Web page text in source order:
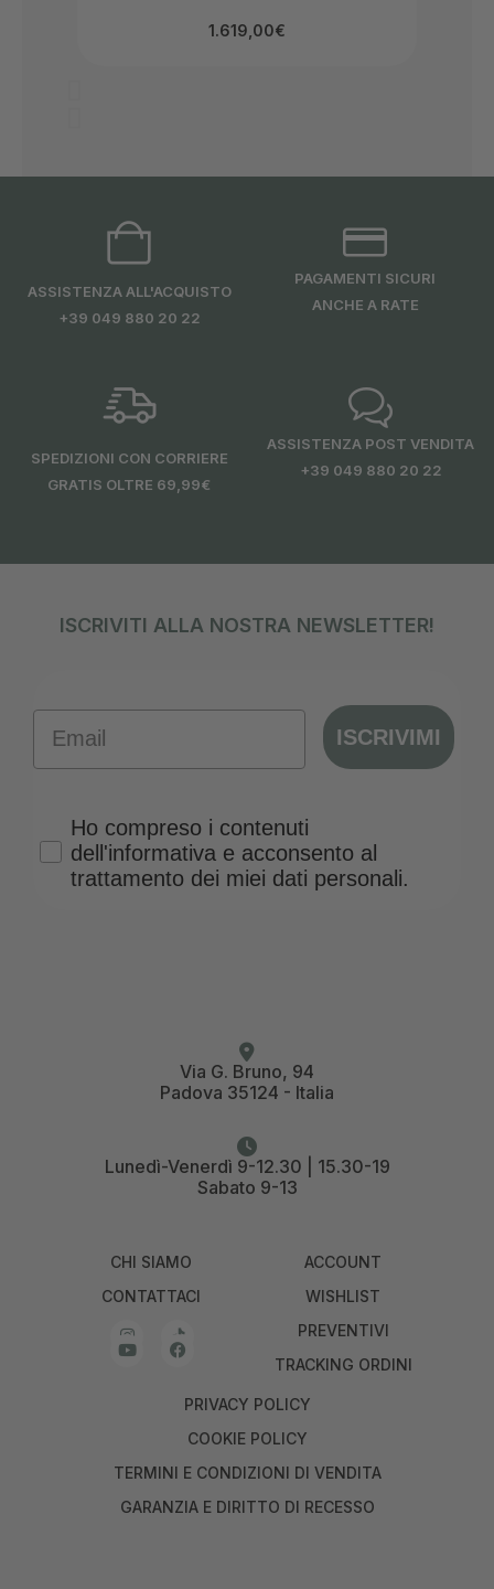
1.619,00€
ASSISTENZA ALL'ACQUISTO
+39 049 880 20 22
PAGAMENTI SICURI
ANCHE A RATE
SPEDIZIONI CON CORRIERE
GRATIS OLTRE 69,99€
ASSISTENZA POST VENDITA
+39 049 880 20 22
ISCRIVITI ALLA NOSTRA NEWSLETTER!
ISCRIVIMI
Privacy Policy
Ho compreso i contenuti
dell'informativa e acconsento al
trattamento dei miei dati personali.
Via G. Bruno, 94
Padova 35124 - Italia
Lunedì-Venerdì 9-12.30 | 15.30-19
Sabato 9-13
CHI SIAMO
CONTATTACI
ACCOUNT
WISHLIST
PREVENTIVI
TRACKING ORDINI
PRIVACY POLICY
COOKIE POLICY
TERMINI E CONDIZIONI DI VENDITA
GARANZIA E DIRITTO DI RECESSO